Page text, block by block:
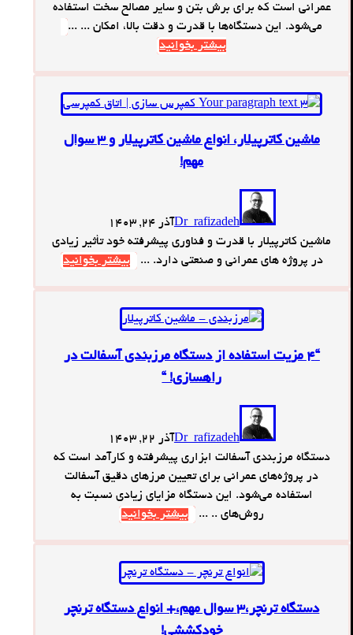
عمرانی است که برای برش بتن و سایر مصالح سخت استفاده
می‌شود. این دستگاه‌ها با قدرت و دقت بالا، امکان ... ...
بیشتر بخوانید
ماشین کاترپیلار، انواع ماشین کاترپیلار و 3 سوال
مهم!
Dr_rafizadehآذر 24, 1403
ماشین کاترپیلار با قدرت و فناوری پیشرفته خود تأثیر زیادی
در پروژه‌ های عمرانی و صنعتی دارد. ...
بیشتر بخوانید
“4 مزیت استفاده از دستگاه مرزبندی آسفالت در
راهسازی! “
Dr_rafizadehآذر 22, 1403
دستگاه مرزبندی آسفالت ابزاری پیشرفته و کارآمد است که
در پروژه‌های عمرانی برای تعیین مرزهای دقیق آسفالت
استفاده می‌شود. این دستگاه مزایای زیادی نسبت به
روش‌های .. ...
بیشتر بخوانید
دستگاه ترنچر،3 سوال مهم،+ انواع دستگاه ترنچر
خودکششی!